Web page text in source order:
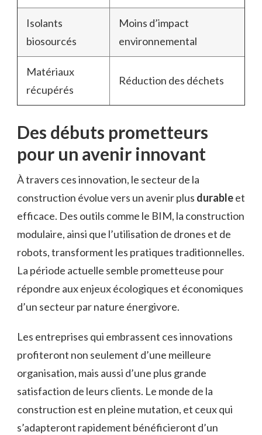
Isolants
biosourcés
Moins d’impact
environnemental
Matériaux
récupérés
Réduction des déchets
Des débuts prometteurs
pour un avenir innovant
À travers ces innovation, le secteur de la
construction évolue vers un avenir plus durableet
efficace. Des outils comme le BIM, la construction
modulaire, ainsi que l’utilisation de drones et de
robots, transforment les pratiques traditionnelles.
La période actuelle semble prometteuse pour
répondre aux enjeux écologiques et économiques
d’un secteur par nature énergivore.
Les entreprises qui embrassent ces innovations
profiteront non seulement d’une meilleure
organisation, mais aussi d’une plus grande
satisfaction de leurs clients. Le monde de la
construction est en pleine mutation, et ceux qui
s’adapteront rapidement bénéficieront d’un